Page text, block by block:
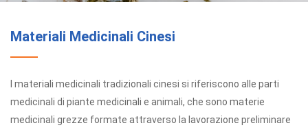
Materiali Medicinali Cinesi
I materiali medicinali tradizionali cinesi si riferiscono alle parti
medicinali di piante medicinali e animali, che sono materie
medicinali grezze formate attraverso la lavorazione preliminare